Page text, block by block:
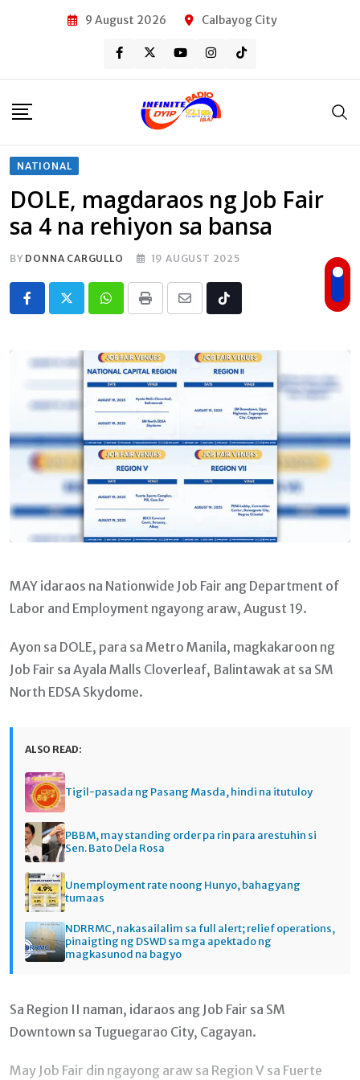
9 August 2026 Calbayog City
NATIONAL
DOLE, magdaraos ng Job Fair
sa 4 na rehiyon sa bansa
BY DONNA CARGULLO 19 AUGUST 2025
Whatsapp
Print
Share
Email
Tiktok
MAY idaraos na Nationwide Job Fair ang Department of
Labor and Employment ngayong araw, August 19.
Ayon sa DOLE, para sa Metro Manila, magkakaroon ng
Job Fair sa Ayala Malls Cloverleaf, Balintawak at sa SM
North EDSA Skydome.
ALSO READ:
Tigil-pasada ng Pasang Masda, hindi na itutuloy
PBBM, may standing order pa rin para arestuhin si
Sen. Bato Dela Rosa
Unemployment rate noong Hunyo, bahagyang
tumaas
NDRRMC, nakasailalim sa full alert; relief operations,
pinaigting ng DSWD sa mga apektado ng
magkasunod na bagyo
Sa Region II naman, idaraos ang Job Fair sa SM
Downtown sa Tuguegarao City, Cagayan.
May Job Fair din ngayong araw sa Region V sa Fuerte